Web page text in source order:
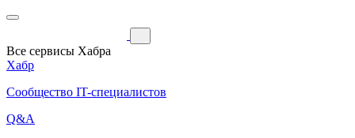
Все сервисы Хабра
Хабр
Сообщество IT-специалистов
Q&A